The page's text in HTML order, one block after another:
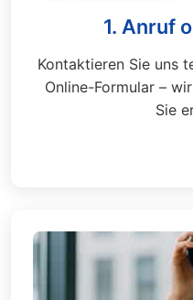
1. Anruf
Kontaktieren Sie uns
Online-Formular –
Sie